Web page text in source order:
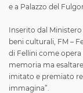
e a Palazzo del
Inserito dal
beni culturali, FM –
di Fellini come
memoria ma
imitato e premiato
immagina”.